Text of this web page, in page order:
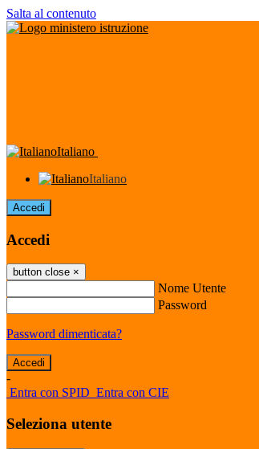
Salta al contenuto
Italiano
Italiano
Accedi
Accedi
button close ×
Nome Utente
Password
Password dimenticata?
-
Entra con SPID Entra con CIE
Seleziona utente